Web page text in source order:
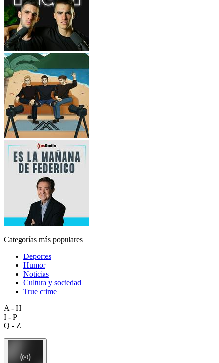
Categorías más populares
Deportes
Humor
Noticias
Cultura y sociedad
True crime
A - H
I - P
Q - Z